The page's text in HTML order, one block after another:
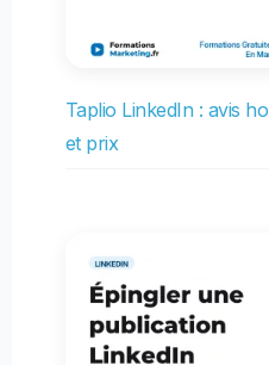
Taplio LinkedIn : avis
et prix